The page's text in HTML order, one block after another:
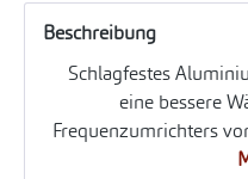
Beschreibung
Schlagfestes
eine bessere
Frequenzumrichters